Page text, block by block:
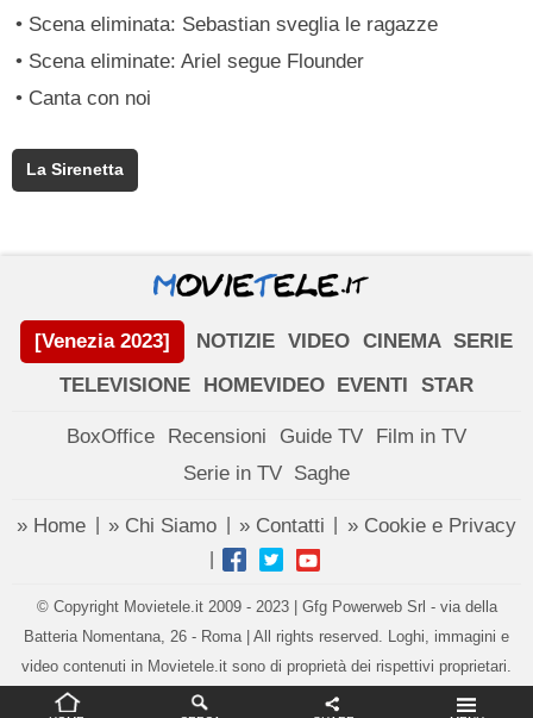
• Scena eliminata: Sebastian sveglia le ragazze
• Scena eliminate: Ariel segue Flounder
• Canta con noi
La Sirenetta
[Venezia 2023] NOTIZIE VIDEO CINEMA SERIE
TELEVISIONE
HOMEVIDEO EVENTI STAR
BoxOffice Recensioni Guide TV
Film in TV
Serie in TV Saghe
» Home » Chi Siamo » Contatti » Cookie e Privacy
© Copyright Movietele.it 2009 - 2023 | Gfg Powerweb Srl - via della
Batteria Nomentana, 26 - Roma | All rights reserved. Loghi, immagini e
video contenuti in Movietele.it sono di proprietà dei rispettivi proprietari.
Impostazioni privacy